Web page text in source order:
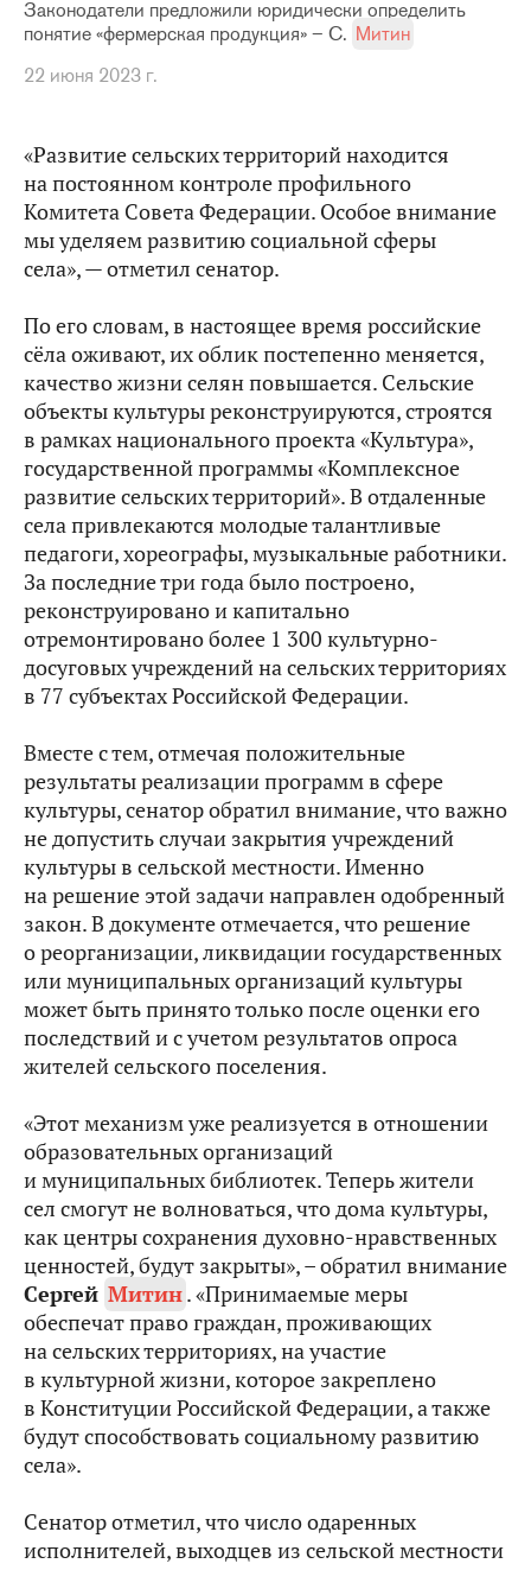
Законодатели предложили юридически определить
понятие «фермерская продукция» – С. Митин
22 июня 2023 г.
«Развитие сельских территорий находится
на постоянном контроле профильного
Комитета Совета Федерации. Особое внимание
мы уделяем развитию социальной сферы
села», — отметил сенатор.
По его словам, в настоящее время российские
сёла оживают, их облик постепенно меняется,
качество жизни селян повышается. Сельские
объекты культуры реконструируются, строятся
в рамках национального проекта «Культура»,
государственной программы «Комплексное
развитие сельских территорий». В отдаленные
села привлекаются молодые талантливые
педагоги, хореографы, музыкальные работники.
За последние три года было построено,
реконструировано и капитально
отремонтировано более 1 300 культурно-
досуговых учреждений на сельских территориях
в 77 субъектах Российской Федерации.
Вместе с тем, отмечая положительные
результаты реализации программ в сфере
культуры, сенатор обратил внимание, что важно
не допустить случаи закрытия учреждений
культуры в сельской местности. Именно
на решение этой задачи направлен одобренный
закон. В документе отмечается, что решение
о реорганизации, ликвидации государственных
или муниципальных организаций культуры
может быть принято только после оценки его
последствий и с учетом результатов опроса
жителей сельского поселения.
«Этот механизм уже реализуется в отношении
образовательных организаций
и муниципальных библиотек. Теперь жители
сел смогут не волноваться, что дома культуры,
как центры сохранения духовно-нравственных
ценностей, будут закрыты», – обратил внимание
Сергей Митин. «Принимаемые меры
обеспечат право граждан, проживающих
на сельских территориях, на участие
в культурной жизни, которое закреплено
в Конституции Российской Федерации, а также
будут способствовать социальному развитию
села».
Сенатор отметил, что число одаренных
исполнителей, выходцев из сельской местности